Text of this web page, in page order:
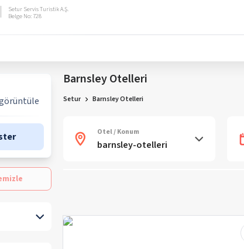
Setur Servis Turistik A.Ş.
Belge No: 728
Barnsley Otelleri
Setur Barnsley Otelleri
Otel / Konum